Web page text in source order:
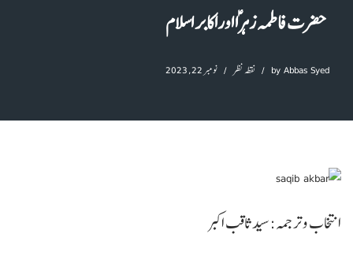
حضرت فاطمہ زہراؑ اوراکابر اسلام
by Abbas Syed نقطہ نظر نومبر 22, 2023
انتخاب و ترجمہ: سید ثاقب اکبر